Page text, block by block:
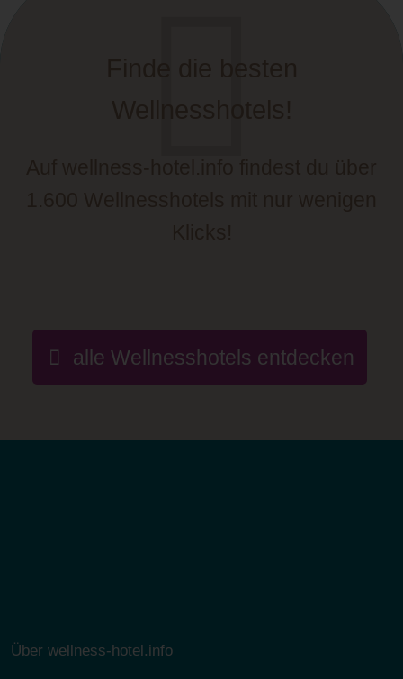
alle Wellnesshotels entdecken
Über wellness-hotel.info